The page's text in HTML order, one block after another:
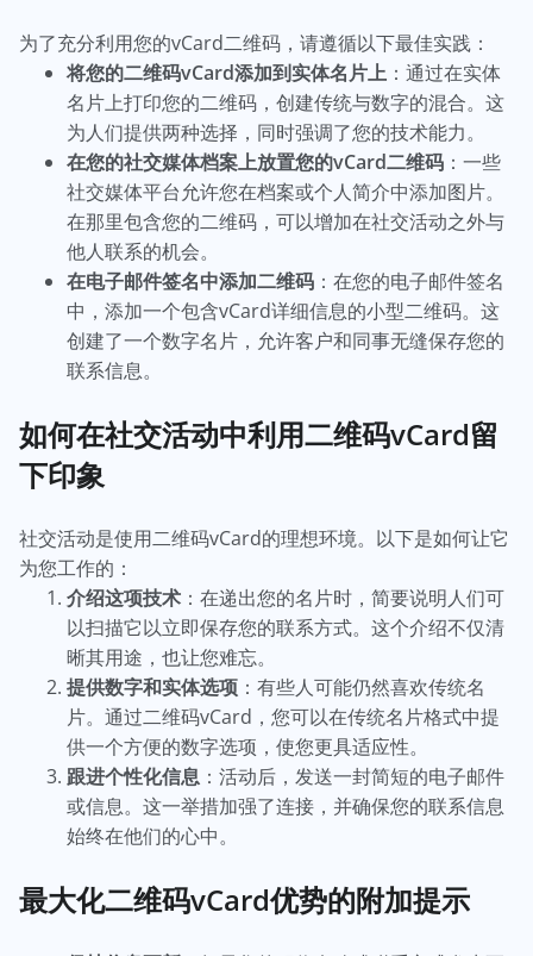
为了充分利用您的vCard二维码，请遵循以下最佳实践：
将您的二维码vCard添加到实体名片上 ：通过在实体
名片上打印您的二维码，创建传统与数字的混合。这
为人们提供两种选择，同时强调了您的技术能力。
在您的社交媒体档案上放置您的vCard二维码 ：一些
社交媒体平台允许您在档案或个人简介中添加图片。
在那里包含您的二维码，可以增加在社交活动之外与
他人联系的机会。
在电子邮件签名中添加二维码 ：在您的电子邮件签名
中，添加一个包含vCard详细信息的小型二维码。这
创建了一个数字名片，允许客户和同事无缝保存您的
联系信息。
如何在社交活动中利用二维码vCard留
下印象
社交活动是使用二维码vCard的理想环境。以下是如何让它
为您工作的：
介绍这项技术 ：在递出您的名片时，简要说明人们可
以扫描它以立即保存您的联系方式。这个介绍不仅清
晰其用途，也让您难忘。
提供数字和实体选项 ：有些人可能仍然喜欢传统名
片。通过二维码vCard，您可以在传统名片格式中提
供一个方便的数字选项，使您更具适应性。
跟进个性化信息 ：活动后，发送一封简短的电子邮件
或信息。这一举措加强了连接，并确保您的联系信息
始终在他们的心中。
最大化二维码vCard优势的附加提示